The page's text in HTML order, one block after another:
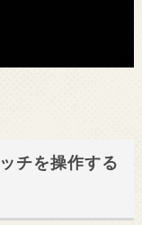
チを操作する